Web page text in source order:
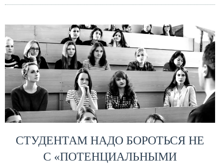
СТУДЕНТАМ НАДО БОРОТЬСЯ НЕ
С «ПОТЕНЦИАЛЬНЫМИ